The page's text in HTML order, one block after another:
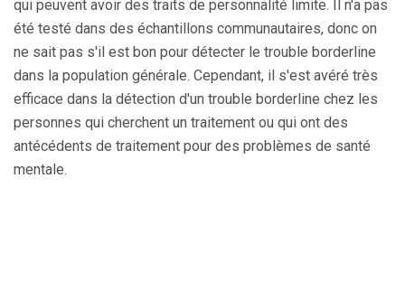
qui peuvent avoir des traits de personnalité limite. Il n'a pas
été testé dans des échantillons communautaires, donc on
ne sait pas s'il est bon pour détecter le trouble borderline
dans la population générale. Cependant, il s'est avéré très
efficace dans la détection d'un trouble borderline chez les
personnes qui cherchent un traitement ou qui ont des
antécédents de traitement pour des problèmes de santé
mentale.